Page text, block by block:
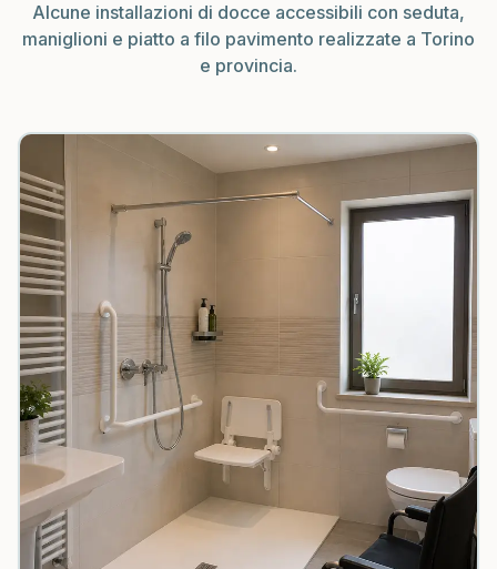
Alcune installazioni di docce accessibili con seduta,
maniglioni e piatto a filo pavimento realizzate a Torino
e provincia.